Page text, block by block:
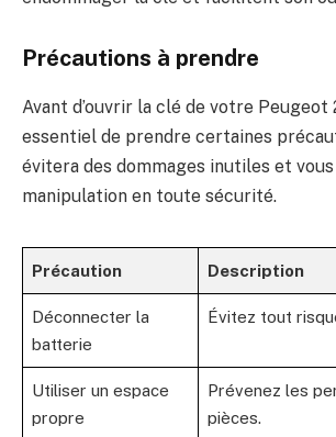
Précautions à prendre
Avant d’ouvrir la clé de votre Peugeot
essentiel de prendre certaines
évitera des dommages inutiles et
manipulation en toute sécurité.
Précaution Description
Déconnecter la
batterie
Évitez tout
Utiliser un espace
propre
Prévenez les
pièces.